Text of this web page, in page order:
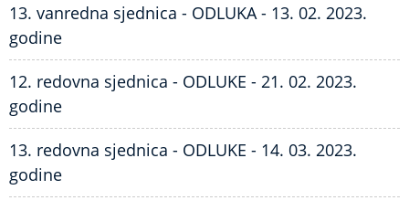
13. vanredna sjednica - ODLUKA - 13. 02. 2023.
godine
12. redovna sjednica - ODLUKE - 21. 02. 2023.
godine
13. redovna sjednica - ODLUKE - 14. 03. 2023.
godine